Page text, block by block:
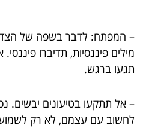
– המפתח: לדבר בשפה של הצד
מילים פיננסיות, תדיברו
תגעו ברגש.
– אל תתקעו בטיעונים יבשים.
לחשוב עם עצמם, לא רק